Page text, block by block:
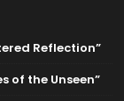
Reflection”
of the Unseen”